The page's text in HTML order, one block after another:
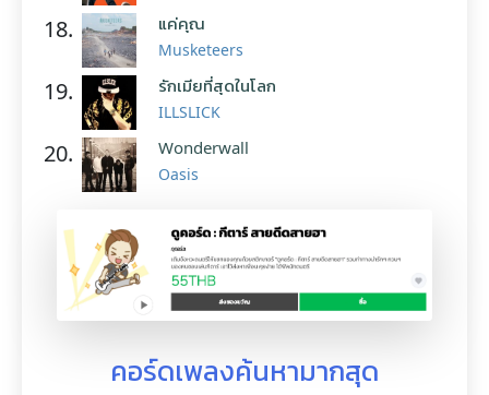
18. แค่คุณ
Musketeers
19. รักเมียที่สุดในโลก
ILLSLICK
20. Wonderwall
Oasis
คอร์ดเพลงค้นหามากสุด